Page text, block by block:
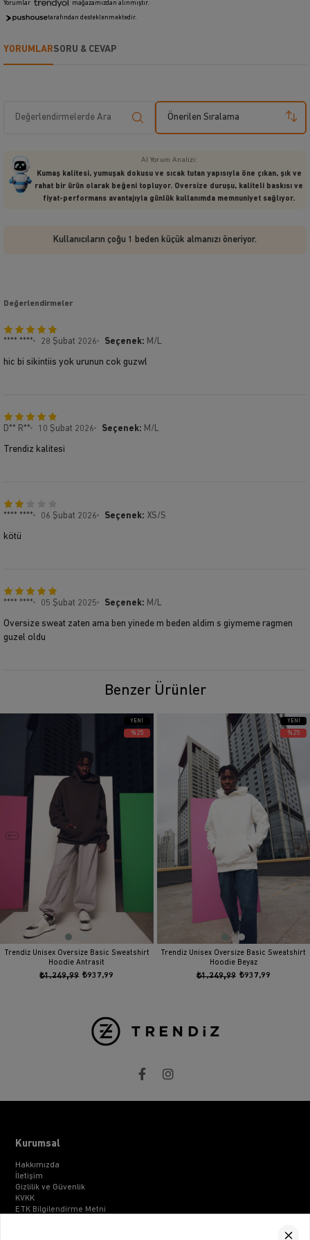
Yorumlar mağazamızdan alınmıştır.
tarafından desteklenmektedir.
YORUMLARSORU & CEVAP
Önerilen Sıralama
AI Yorum Analizi:
Kumaş kalitesi, yumuşak dokusu ve sıcak tutan yapısıyla öne çıkan, şık ve
rahat bir ürün olarak beğeni topluyor. Oversize duruşu, kaliteli baskısı ve
fiyat-performans avantajıyla günlük kullanımda memnuniyet sağlıyor.
Kullanıcıların çoğu 1 beden küçük almanızı öneriyor.
Değerlendirmeler
**** **** 28 Şubat 2026 Seçenek: M/L
hic bi sikintiis yok urunun cok guzwl
D** R** 10 Şubat 2026 Seçenek: M/L
Trendiz kalitesi
**** **** 06 Şubat 2026 Seçenek: XS/S
kötü
**** **** 05 Şubat 2025 Seçenek: M/L
Oversize sweat zaten ama ben yinede m beden aldim s giymeme ragmen
guzel oldu
Benzer Ürünler
Trendiz Unisex Oversize Basic Sweatshirt
Hoodie Antrasit
₺937,99
₺1.249,99
YENI
ÜRÜN
%25
Trendiz Unisex Oversize Basic Sweatshirt
Hoodie Beyaz
₺937,99
₺1.249,99
YENI
ÜRÜN
%25
Kurumsal
Hakkımızda
İletişim
Gizlilik ve Güvenlik
KVKK
ETK Bilgilendirme Metni